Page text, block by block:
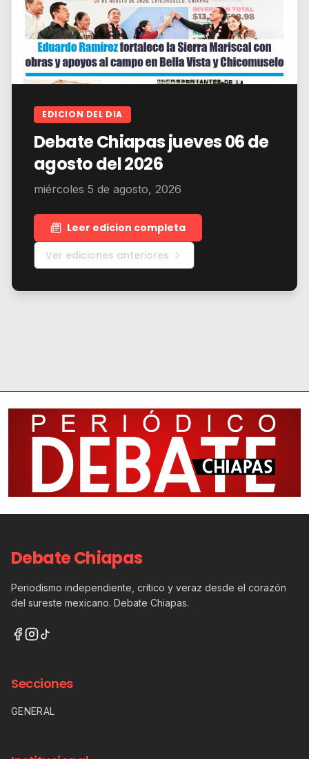
EDICION DEL DIA
Debate Chiapas jueves 06 de
agosto del 2026
miércoles 5 de agosto, 2026
Leer edicion completa
Ver ediciones anteriores
Debate Chiapas
Periodismo independiente, crítico y veraz desde el corazón
del sureste mexicano. Debate Chiapas.
Secciones
GENERAL